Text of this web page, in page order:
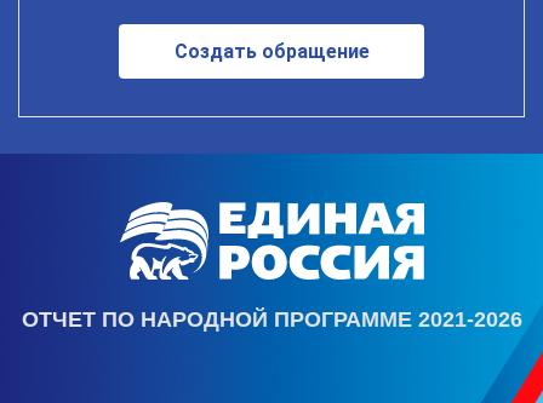
Создать обращение
ОТЧЕТ ПО НАРОДНОЙ ПРОГРАММЕ 2021-2026